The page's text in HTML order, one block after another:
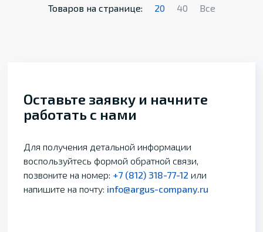
Товаров на странице: 20 40 Все
Оставьте заявку и начните
работать с нами
Для получения детальной информации
воспользуйтесь формой обратной связи,
позвоните на номер: +7 (812) 318-77-12 или
напишите на почту: info@argus-company.ru